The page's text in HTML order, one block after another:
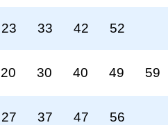
23 33 42 52
20 30 40 49 59
27 37 47 56